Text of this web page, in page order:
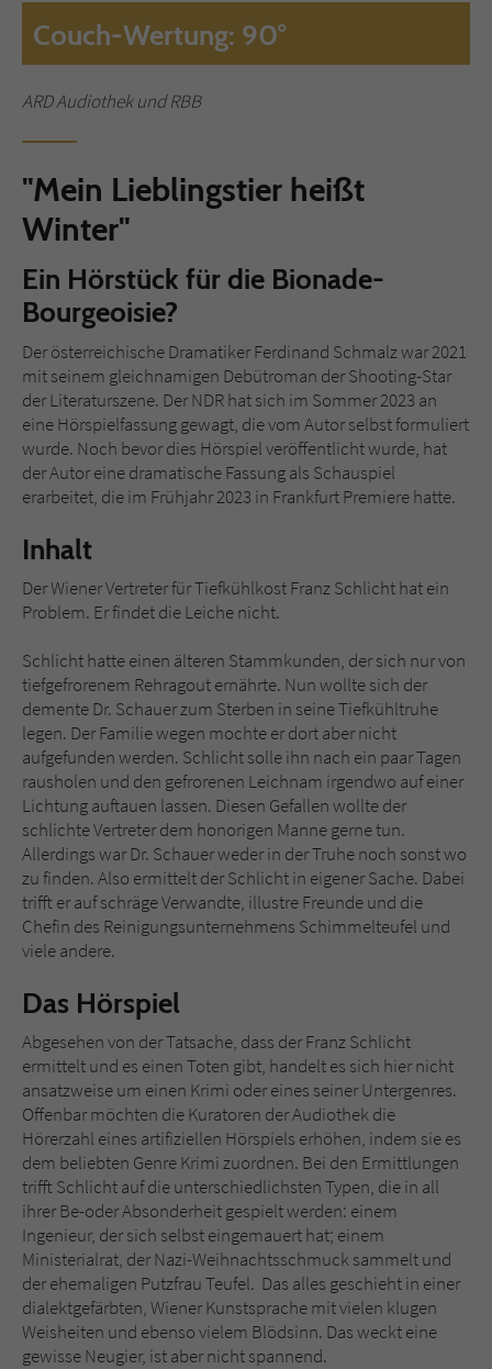
Couch-Wertung: 90°
ARD Audiothek und RBB
"Mein Lieblingstier heißt
Winter"
Ein Hörstück für die Bionade-
Bourgeoisie?
Der österreichische Dramatiker Ferdinand Schmalz war 2021
mit seinem gleichnamigen Debütroman der Shooting-Star
der Literaturszene. Der NDR hat sich im Sommer 2023 an
eine Hörspielfassung gewagt, die vom Autor selbst formuliert
wurde. Noch bevor dies Hörspiel veröffentlicht wurde, hat
der Autor eine dramatische Fassung als Schauspiel
erarbeitet, die im Frühjahr 2023 in Frankfurt Premiere hatte.
Inhalt
Der Wiener Vertreter für Tiefkühlkost Franz Schlicht hat ein
Problem. Er findet die Leiche nicht.
Schlicht hatte einen älteren Stammkunden, der sich nur von
tiefgefrorenem Rehragout ernährte. Nun wollte sich der
demente Dr. Schauer zum Sterben in seine Tiefkühltruhe
legen. Der Familie wegen mochte er dort aber nicht
aufgefunden werden. Schlicht solle ihn nach ein paar Tagen
rausholen und den gefrorenen Leichnam irgendwo auf einer
Lichtung auftauen lassen. Diesen Gefallen wollte der
schlichte Vertreter dem honorigen Manne gerne tun.
Allerdings war Dr. Schauer weder in der Truhe noch sonst wo
zu finden. Also ermittelt der Schlicht in eigener Sache. Dabei
trifft er auf schräge Verwandte, illustre Freunde und die
Chefin des Reinigungsunternehmens Schimmelteufel und
viele andere.
Das Hörspiel
Abgesehen von der Tatsache, dass der Franz Schlicht
ermittelt und es einen Toten gibt, handelt es sich hier nicht
ansatzweise um einen Krimi oder eines seiner Untergenres.
Offenbar möchten die Kuratoren der Audiothek die
Hörerzahl eines artifiziellen Hörspiels erhöhen, indem sie es
dem beliebten Genre Krimi zuordnen. Bei den Ermittlungen
trifft Schlicht auf die unterschiedlichsten Typen, die in all
ihrer Be-oder Absonderheit gespielt werden: einem
Ingenieur, der sich selbst eingemauert hat; einem
Ministerialrat, der Nazi-Weihnachtsschmuck sammelt und
der ehemaligen Putzfrau Teufel. Das alles geschieht in einer
dialektgefärbten, Wiener Kunstsprache mit vielen klugen
Weisheiten und ebenso vielem Blödsinn. Das weckt eine
gewisse Neugier, ist aber nicht spannend.